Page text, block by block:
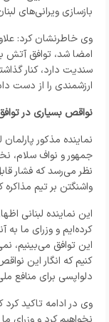
بازسازی ویرانی‌های
وی خاطرنشان کرد:
سندیت دارد، کنار
ارزشمندی را از دست
نواقص بسیاری در
نماینده مذکور
جمهور و نواف سلام،
نظر می‌رسد که فشار
واشنگتن بر تیم
این نماینده لبنانی
کرده‌ایم و وزرای ما به
این توافق می‌بینیم،
کنیم که انگار این
دلواپسی برای منافع
وی در ادامه تاکید